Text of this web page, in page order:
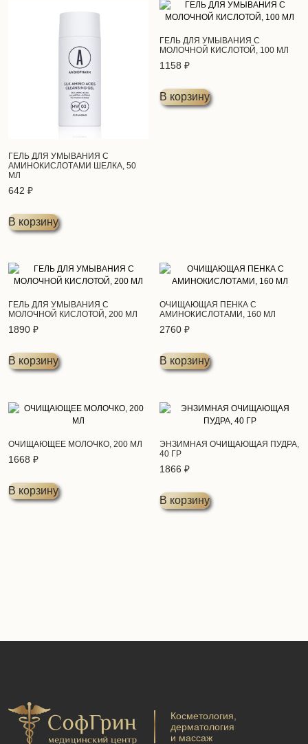
ГЕЛЬ ДЛЯ УМЫВАНИЯ С
АМИНОКИСЛОТАМИ ШЕЛКА, 50
МЛ
642 ₽
В корзину
ГЕЛЬ ДЛЯ УМЫВАНИЯ С
МОЛОЧНОЙ КИСЛОТОЙ, 100 МЛ
1158₽
В корзину
ГЕЛЬ ДЛЯ УМЫВАНИЯ С
МОЛОЧНОЙ КИСЛОТОЙ, 200 МЛ
1890 ₽
В корзину
ОЧИЩАЮЩАЯ ПЕНКА С
АМИНОКИСЛОТАМИ, 160 МЛ
2760₽
В корзину
ОЧИЩАЮЩЕЕ МОЛОЧКО, 200 МЛ
1668 ₽
В корзину
ЭНЗИМНАЯ ОЧИЩАЮЩАЯ ПУДРА,
40 ГР
1866₽
В корзину
Косметология,
дерматология
и массаж